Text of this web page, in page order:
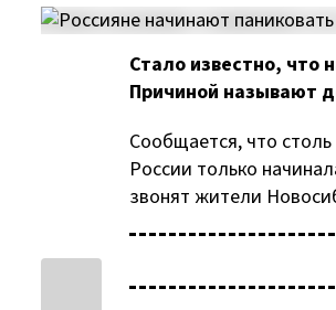
Стало известно, что
Причиной называют
Сообщается, что
России только
звонят жители